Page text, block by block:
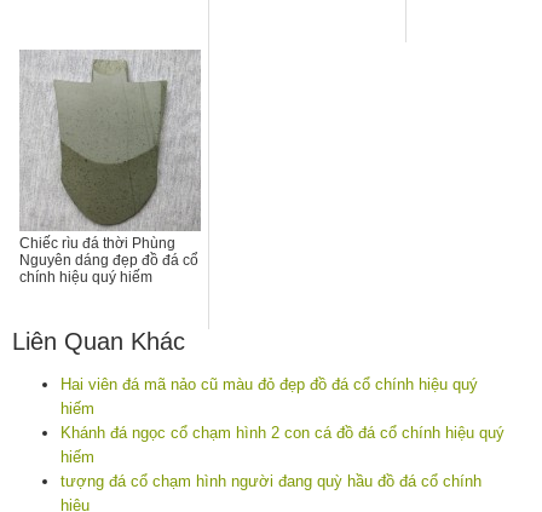
Chiếc rìu đá thời Phùng
Nguyên dáng đẹp đồ đá cổ
chính hiệu quý hiếm
Liên Quan Khác
Hai viên đá mã nảo cũ màu đỏ đẹp đồ đá cổ chính hiệu quý
hiếm
Khánh đá ngọc cổ chạm hình 2 con cá đồ đá cổ chính hiệu quý
hiếm
tượng đá cổ chạm hình người đang quỳ hầu đồ đá cổ chính
hiệu